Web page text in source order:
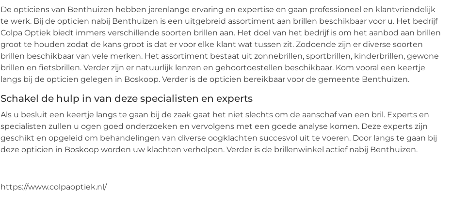
De opticiens van Benthuizen hebben jarenlange ervaring en expertise en gaan professioneel en klantvriendelijk
te werk. Bij de opticien nabij Benthuizen is een uitgebreid assortiment aan brillen beschikbaar voor u. Het bedrijf
Colpa Optiek biedt immers verschillende soorten brillen aan. Het doel van het bedrijf is om het aanbod aan brillen
groot te houden zodat de kans groot is dat er voor elke klant wat tussen zit. Zodoende zijn er diverse soorten
brillen beschikbaar van vele merken. Het assortiment bestaat uit zonnebrillen, sportbrillen, kinderbrillen, gewone
brillen en fietsbrillen. Verder zijn er natuurlijk lenzen en gehoortoestellen beschikbaar. Kom vooral een keertje
langs bij de opticien gelegen in Boskoop. Verder is de opticien bereikbaar voor de gemeente Benthuizen.
Schakel de hulp in van deze specialisten en experts
Als u besluit een keertje langs te gaan bij de zaak gaat het niet slechts om de aanschaf van een bril. Experts en
specialisten zullen u ogen goed onderzoeken en vervolgens met een goede analyse komen. Deze experts zijn
geschikt en opgeleid om behandelingen van diverse oogklachten succesvol uit te voeren. Door langs te gaan bij
deze opticien in Boskoop worden uw klachten verholpen. Verder is de brillenwinkel actief nabij Benthuizen.
https://www.colpaoptiek.nl/